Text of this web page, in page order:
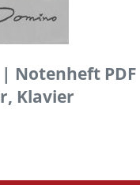
Notenheft
Klavier